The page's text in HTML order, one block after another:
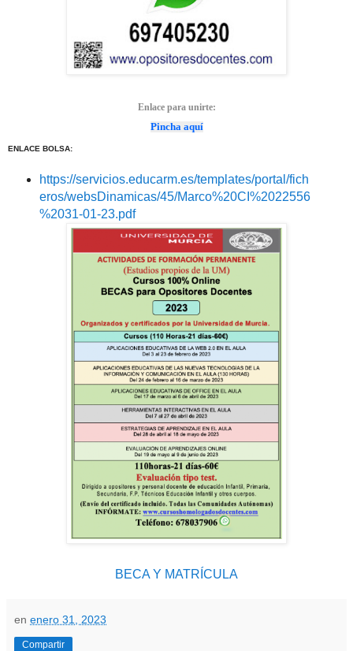
Enlace para unirte:
Pincha aquí
ENLACE BOLSA:
https://servicios.educarm.es/templates/portal/fich
eros/websDinamicas/45/Marco%20CI%2022556
%2031-01-23.pdf
BECA Y MATRÍCULA
en enero 31, 2023
Compartir